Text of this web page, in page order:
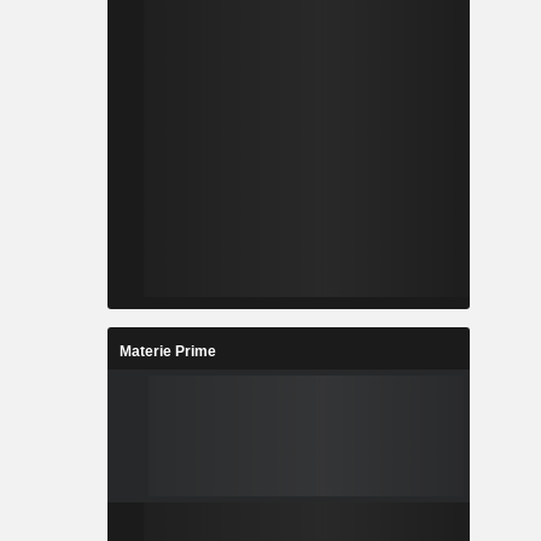
Materie Prime